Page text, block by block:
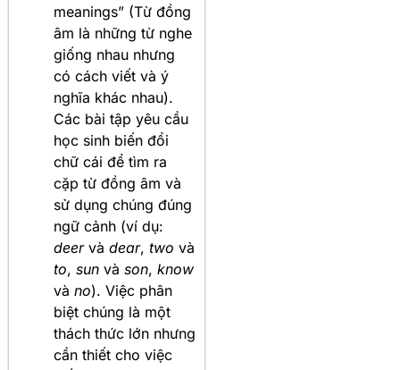
meanings” (Từ đồng
âm là những từ nghe
giống nhau nhưng
có cách viết và ý
nghĩa khác nhau).
Các bài tập yêu cầu
học sinh biến đổi
chữ cái để tìm ra
cặp từ đồng âm và
sử dụng chúng đúng
ngữ cảnh (ví dụ:
deervà dear, two và
to, sun và son, know
và no). Việc phân
biệt chúng là một
thách thức lớn nhưng
cần thiết cho việc